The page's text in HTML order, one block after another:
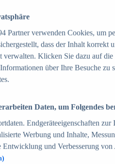
Zum Report
des Umsatzes in
in Deutschland und weltweit
50 Online Shops in
Zahlungsverfahren in
im Online-Handel in
Partner verwenden Cookies, um
dass der Inhalt korrekt
verwalten. Klicken Sie dazu auf
über Ihre Besuche
Daten, um Folgendes
Endgeräteeigenschaften
Werbung und Inhalte,
und Verbesserung von